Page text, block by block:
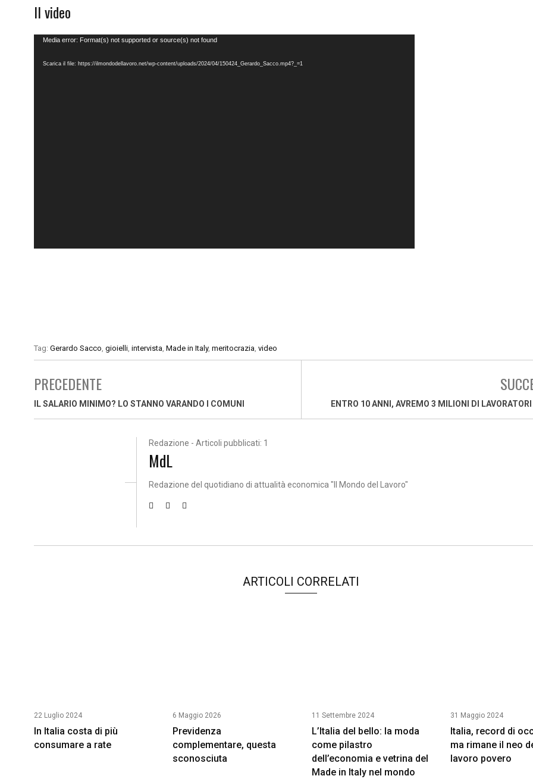
Il video
Video
Media error: Format(s) not supported or source(s) not found
Scarica il file: https://ilmondodellavoro.net/wp-content/uploads/2024/04/150424_Gerardo_Sacco.mp4?_=1
Tag: Gerardo Sacco gioielli intervista Made in Italy, meritocrazia video
PRECEDENTE
IL SALARIO MINIMO? LO STANNO VARANDO I COMUNI ENTRO 10 ANNI, AVREMO 3 MILIONI DI
Redazione - Articoli pubblicati: 1
MdL
Redazione del quotidiano di attualità economica "Il Mondo del Lavoro"
ARTICOLI CORRELATI
22 Luglio 2024
In Italia costa di più
consumare a rate
6 Maggio 2026
Previdenza
complementare, questa
sconosciuta
11 Settembre 2024
L’Italia del bello: la moda
come pilastro
dell’economia e vetrina del
Made in Italy nel mondo
31 Maggio 2024
Italia, record di
ma rimane il neo
lavoro povero